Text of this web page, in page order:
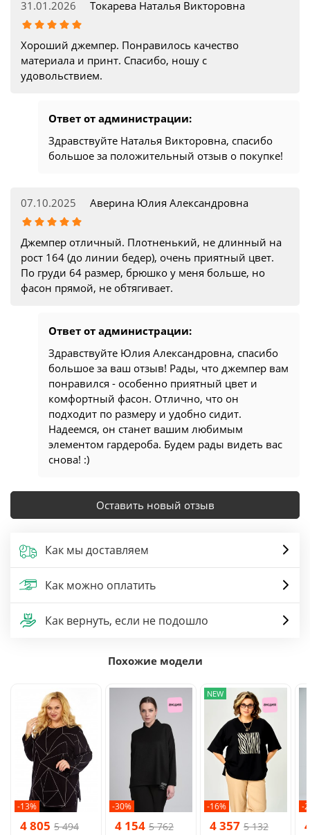
31.01.2026 Токарева Наталья Викторовна
Хороший джемпер. Понравилось качество
материала и принт. Спасибо, ношу с
удовольствием.
Ответ от администрации:
Здравствуйте Наталья Викторовна, спасибо
большое за положительный отзыв о покупке!
07.10.2025 Аверина Юлия Александровна
Джемпер отличный. Плотненький, не длинный на
рост 164 (до линии бедер), очень приятный цвет.
По груди 64 размер, брюшко у меня больше, но
фасон прямой, не обтягивает.
Ответ от администрации:
Здравствуйте Юлия Александровна, спасибо
большое за ваш отзыв! Рады, что джемпер вам
понравился - особенно приятный цвет и
комфортный фасон. Отлично, что он
подходит по размеру и удобно сидит.
Надеемся, он станет вашим любимым
элементом гардероба. Будем рады видеть вас
снова! :)
Оставить новый отзыв
Как мы доставляем
Как можно оплатить
Как вернуть, если не подошло
Похожие модели
-13%
4 805 5 494
-30%
4 154 5 762
NEW
-16%
4 357 5 132
-